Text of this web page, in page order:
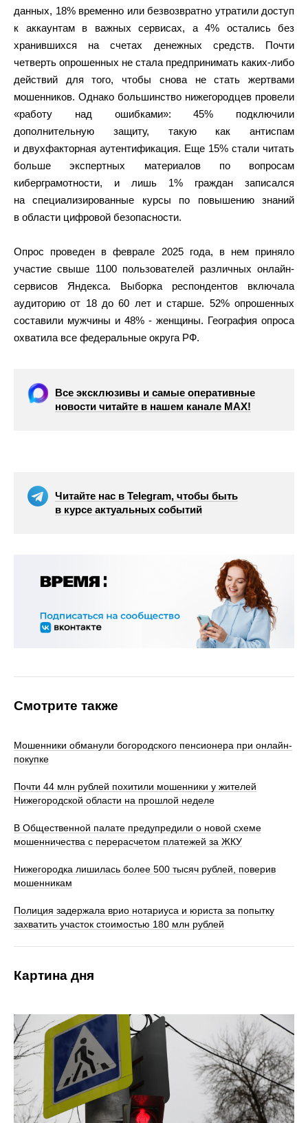
данных, 18% временно или безвозвратно утратили доступ
к аккаунтам в важных сервисах, а 4% остались без
хранившихся на счетах денежных средств. Почти
четверть опрошенных не стала предпринимать каких-либо
действий для того, чтобы снова не стать жертвами
мошенников. Однако большинство нижегородцев провели
«работу над ошибками»: 45% подключили
дополнительную защиту, такую как антиспам
и двухфакторная аутентификация. Еще 15% стали читать
больше экспертных материалов по вопросам
киберграмотности, и лишь 1% граждан записался
на специализированные курсы по повышению знаний
в области цифровой безопасности.
Опрос проведен в феврале 2025 года, в нем приняло
участие свыше 1100 пользователей различных онлайн-
сервисов Яндекса. Выборка респондентов включала
аудиторию от 18 до 60 лет и старше. 52% опрошенных
составили мужчины и 48% - женщины. География опроса
охватила все федеральные округа РФ.
Все эксклюзивы и самые оперативные
новости читайте в нашем канале МАХ!
Читайте нас в Telegram, чтобы быть
в курсе актуальных событий
Смотрите также
Мошенники обманули богородского пенсионера при онлайн-
покупке
Почти 44 млн рублей похитили мошенники у жителей
Нижегородской области на прошлой неделе
В Общественной палате предупредили о новой схеме
мошенничества с перерасчетом платежей за ЖКУ
Нижегородка лишилась более 500 тысяч рублей, поверив
мошенникам
Полиция задержала врио нотариуса и юриста за попытку
захватить участок стоимостью 180 млн рублей
Картина дня